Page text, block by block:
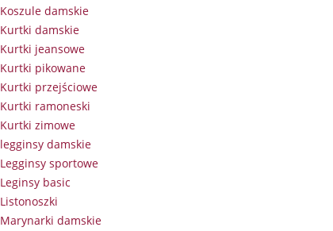
Koszule damskie
Kurtki damskie
Kurtki jeansowe
Kurtki pikowane
Kurtki przejściowe
Kurtki ramoneski
Kurtki zimowe
legginsy damskie
Legginsy sportowe
Leginsy basic
Listonoszki
Marynarki damskie